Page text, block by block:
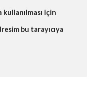
için
bu tarayıcıya